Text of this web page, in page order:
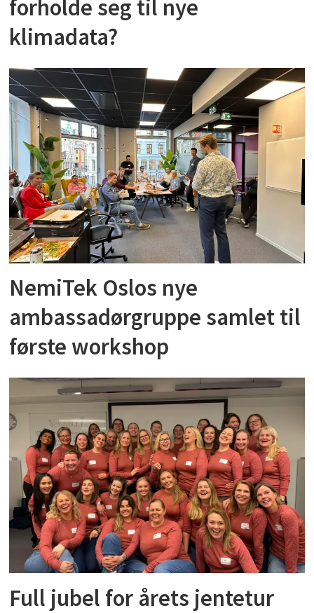
forholde seg til nye
klimadata?
NemiTek Oslos nye
ambassadørgruppe samlet til
første workshop
Full jubel for årets jentetur